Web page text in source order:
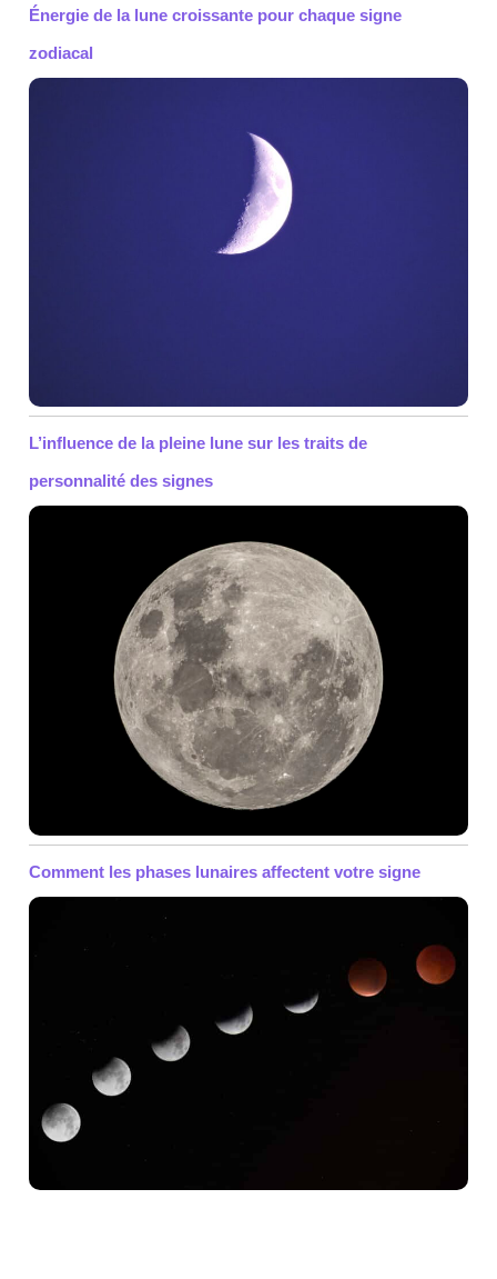
Énergie de la lune croissante pour chaque signe
zodiacal
L’influence de la pleine lune sur les traits de
personnalité des signes
Comment les phases lunaires affectent votre signe